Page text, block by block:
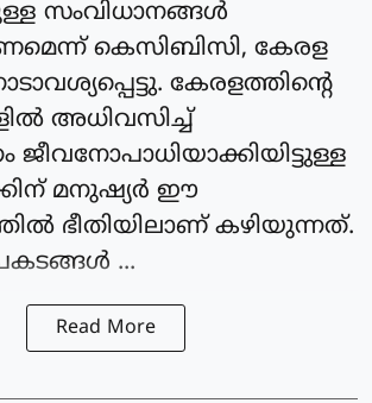
സംവിധാനങ്ങള്‍
കെസിബിസി, കേരള
കേരളത്തിന്റെ
അധിവസിച്ച്
ജീവനോപാധിയാക്കിയിട്ടുള്ള
മനുഷ്യര്‍ ഈ
ഭീതിയിലാണ് കഴിയുന്നത്.
...
Read More